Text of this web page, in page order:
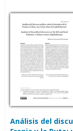
Análisis del